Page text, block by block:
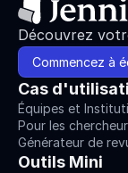
Découvrez
Commencez à
Cas
Équipes et
Pour les
Générateur de
Outils Mini